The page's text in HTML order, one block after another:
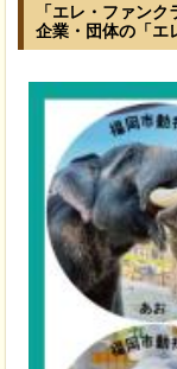
「エレ・ファン
企業・団体の「エ